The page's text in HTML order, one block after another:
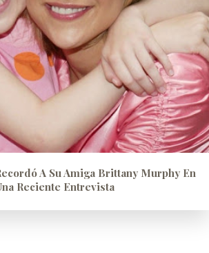
A Su Amiga Brittany Murphy En
Reciente Entrevista